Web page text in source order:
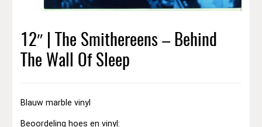
12″ | The Smithereens – Behind
The Wall Of Sleep
Blauw marble vinyl
Beoordeling hoes en vinyl: